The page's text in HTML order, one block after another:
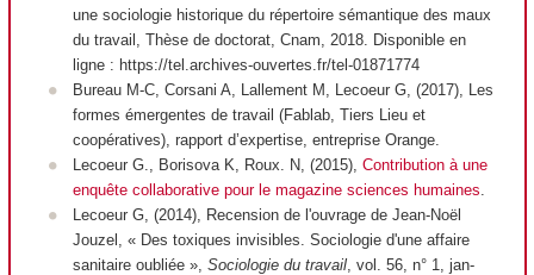
une sociologie historique du répertoire sémantique des maux
du travail, Thèse de doctorat, Cnam, 2018. Disponible en
ligne : https://tel.archives-ouvertes.fr/tel-01871774
Bureau M-C, Corsani A, Lallement M, Lecoeur G, (2017), Les
formes émergentes de travail (Fablab, Tiers Lieu et
coopératives), rapport d’expertise, entreprise Orange.
Lecoeur G., Borisova K, Roux. N, (2015), Contribution à une
enquête collaborative pour le magazine sciences humaines
Lecoeur G, (2014), Recension de l'ouvrage de Jean-Noël
Jouzel, « Des toxiques invisibles. Sociologie d'une affaire
sanitaire oubliée », Sociologie du travail, vol. 56, n° 1, jan-